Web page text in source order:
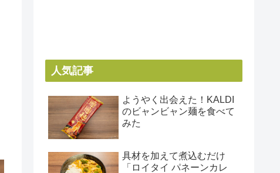
人気記事
ようやく出会えた！KALDI
のビャンビャン麺を食べて
みた
具材を加えて煮込むだけ
「ロイタイ パネーンカレ